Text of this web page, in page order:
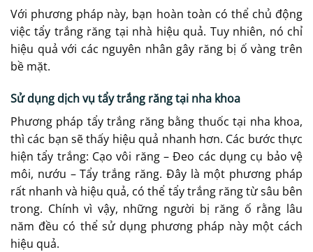
Với phương pháp này, bạn hoàn toàn có thể chủ động
việc tẩy trắng răng tại nhà hiệu quả. Tuy nhiên, nó chỉ
hiệu quả với các nguyên nhân gây răng bị ố vàng trên
bề mặt.
Sử dụng dịch vụ tẩy trắng răng tại nha khoa
Phương pháp tẩy trắng răng bằng thuốc tại nha khoa,
thì các bạn sẽ thấy hiệu quả nhanh hơn. Các bước thực
hiện tẩy trắng: Cạo vôi răng – Đeo các dụng cụ bảo vệ
môi, nướu – Tẩy trắng răng. Đây là một phương pháp
rất nhanh và hiệu quả, có thể tẩy trắng răng từ sâu bên
trong. Chính vì vậy, những người bị răng ố rằng lâu
năm đều có thể sử dụng phương pháp này một cách
hiệu quả.